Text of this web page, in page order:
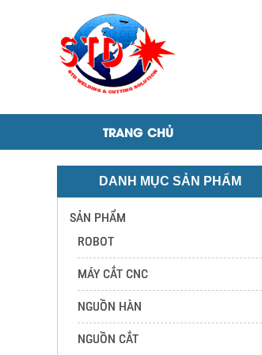
TRANG CHỦ
DANH MỤC SẢN PHẨM
SẢN PHẨM
ROBOT
MÁY CẮT CNC
NGUỒN HÀN
NGUỒN CẮT